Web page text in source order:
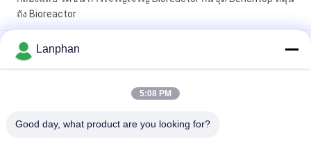
ถัง Bioreactor
2l 5l 10l สปิรูลินาอัตโนมัติ ไขมันพืชชีวภาพกระจก Fermenter
Bioreactor สําหรับพืชชีวภาพเซลล์
0.25L-15L โรงงาน Bioreactor กระจก Bioreactor ห้องปฏิบัติการ
Lanphan
5:08 PM
Good day, what product are you looking for?